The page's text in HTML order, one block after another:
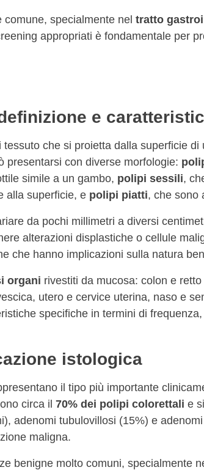
specialmente nel tratto
appropriati è fondamentale per
e
che si proietta dalla superficie
presentarsi con diverse morfologie:
simile a un gambo, polipi sessili,
alla superficie, e polipi piatti, che sono
da pochi millimetri a diversi
alterazioni displastiche o cellule
che hanno implicazioni sulla natura
organi rivestiti da mucosa: colon e
utero e cervice uterina, naso e
specifiche in termini di
istologica
il tipo più importante
circa il 70% dei polipi colorettali e
adenomi tubulovillosi (15%) e
maligna.
benigne molto comuni, specialmente